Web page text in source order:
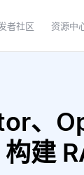
者社区 资源中
、
建